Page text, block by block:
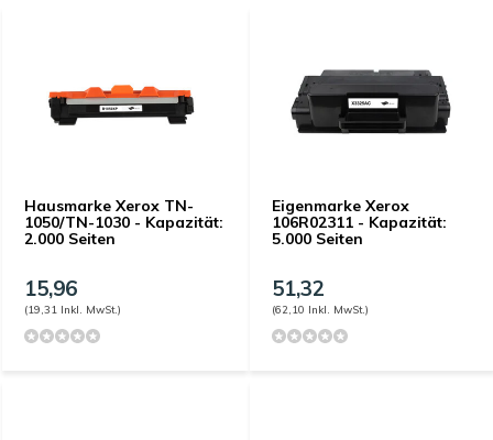
Hausmarke Xerox TN-
1050/TN-1030 - Kapazität:
2.000 Seiten
15,96
(19,31 Inkl. MwSt.)
Eigenmarke Xerox
106R02311 - Kapazität:
5.000 Seiten
51,32
(62,10 Inkl. MwSt.)